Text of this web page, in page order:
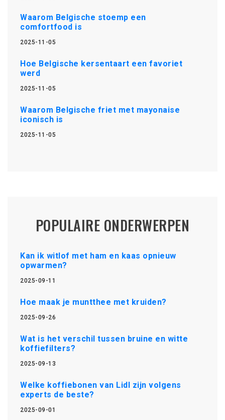
Waarom Belgische stoemp een
comfortfood is
2025-11-05
Hoe Belgische kersentaart een favoriet
werd
2025-11-05
Waarom Belgische friet met mayonaise
iconisch is
2025-11-05
POPULAIRE ONDERWERPEN
Kan ik witlof met ham en kaas opnieuw
opwarmen?
2025-09-11
Hoe maak je muntthee met kruiden?
2025-09-26
Wat is het verschil tussen bruine en witte
koffiefilters?
2025-09-13
Welke koffiebonen van Lidl zijn volgens
experts de beste?
2025-09-01